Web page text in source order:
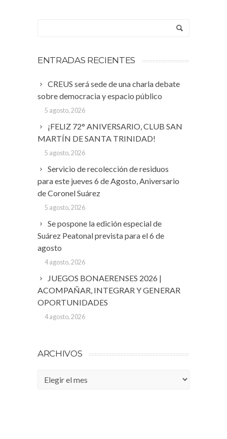
ENTRADAS RECIENTES
CREUS será sede de una charla debate
sobre democracia y espacio público
5 agosto, 2026
¡FELIZ 72° ANIVERSARIO, CLUB SAN
MARTÍN DE SANTA TRINIDAD!
5 agosto, 2026
Servicio de recolección de residuos
para este jueves 6 de Agosto, Aniversario
de Coronel Suárez
5 agosto, 2026
Se pospone la edición especial de
Suárez Peatonal prevista para el 6 de
agosto
4 agosto, 2026
JUEGOS BONAERENSES 2026 |
ACOMPAÑAR, INTEGRAR Y GENERAR
OPORTUNIDADES
4 agosto, 2026
ARCHIVOS
Archivos